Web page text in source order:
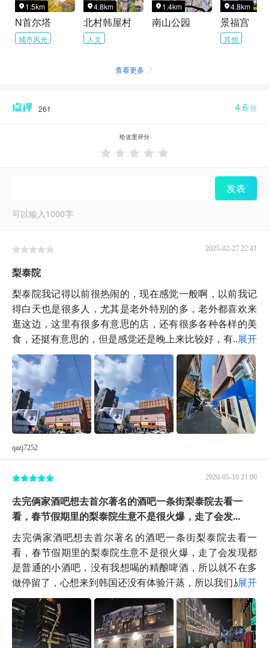
 1.5km
N首尔塔
城市风光
4.8km
北村韩屋村
人文
 1.4km
南山公园
4.8km
景福宫
其他
查看更多 
261 4.6分
给这里评分
    
发表
可以输入1000字
2025-02-27 22:41
梨泰院
梨泰院我记得以前很热闹的，现在感觉一般啊，以前我记
得白天也是很多人，尤其是老外特别的多，老外都喜欢来
逛这边，这里有很多有意思的店，还有很多各种各样的美
食，还挺有意思的，但是感觉还是晚上来比较好，有...展开
qazj7252
2020-05-10 21:00
去完俩家酒吧想去首尔著名的酒吧一条街梨泰院去看一
看，春节假期里的梨泰院生意不是很火爆，走了会发...
去完俩家酒吧想去首尔著名的酒吧一条街梨泰院去看一
看，春节假期里的梨泰院生意不是很火爆，走了会发现都
是普通的小酒吧，没有我想喝的精酿啤酒，所以就不在多
做停留了，心想来到韩国还没有体验汗蒸，所以我们从...
展开